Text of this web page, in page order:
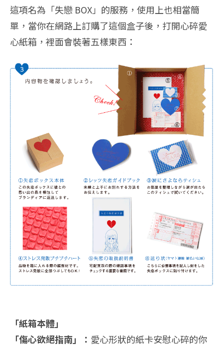
這項名為「失戀 BOX」的服務，使用上也相當簡
單，當你在網路上訂購了這個盒子後，打開心碎愛
心紙箱，裡面會裝著五樣東西：
「紙箱本體」
「傷心欲絕指南」： 愛心形狀的紙卡安慰心碎的你